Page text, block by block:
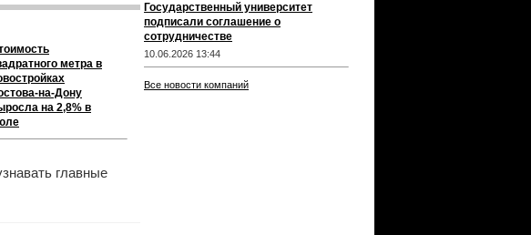
метра в
на-Дону
на 2,8% в
главные
Государственный университет
подписали соглашение о
сотрудничестве
10.06.2026 13:44
Все новости компаний